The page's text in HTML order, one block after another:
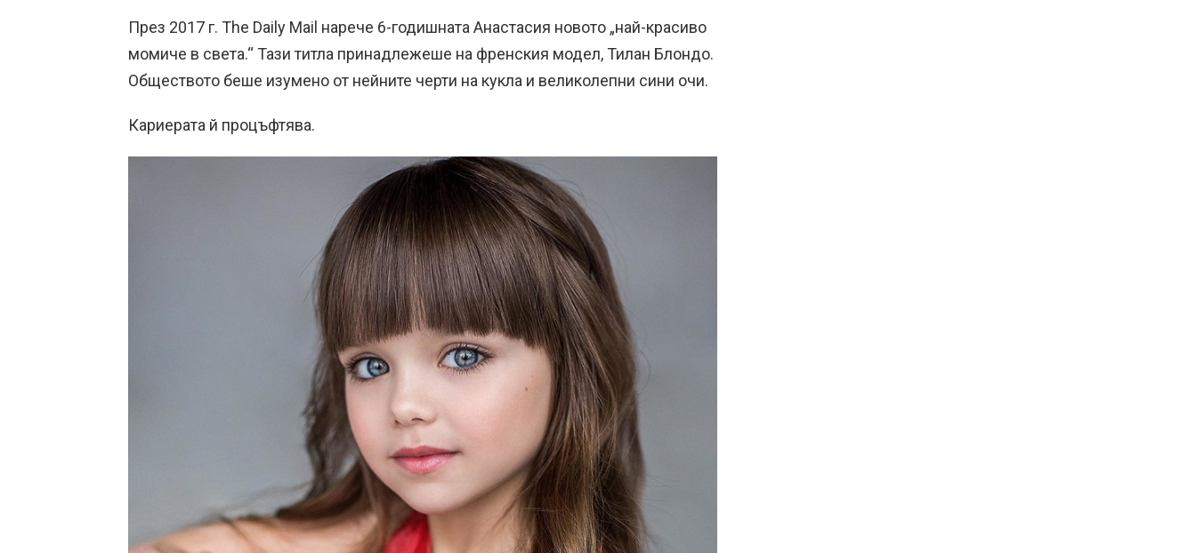
През 2017 г. The Daily Mail нарече 6-годишната Анастасия новото „най-красиво
момиче в света.“ Тази титла принадлежеше на френския модел, Тилан Блондо.
Обществото беше изумено от нейните черти на кукла и великолепни сини очи.
Кариерата й процъфтява.